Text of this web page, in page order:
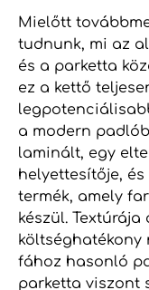
Mielőtt
tudnunk, mi az
és a parketta
ez a kettő
a modern
laminált, egy
helyettesítője,
termék, amely
készül.
költséghatékony
fához hasonló
parketta viszont